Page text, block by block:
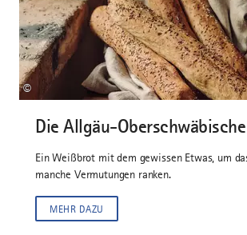
©
Die Allgäu-
Ein Weißbrot mit dem gewissen Etwas, um
manche Vermutungen ranken.
MEHR DAZU